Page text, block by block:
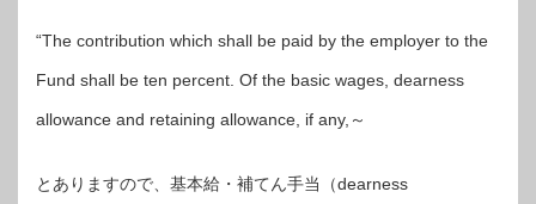
“The contribution which shall be paid by the employer to the
Fund shall be ten percent. Of the basic wages, dearness
allowance and retaining allowance, if any,～
とありますので、基本給・補てん手当（dearness